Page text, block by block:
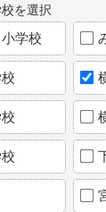
を選択
学校